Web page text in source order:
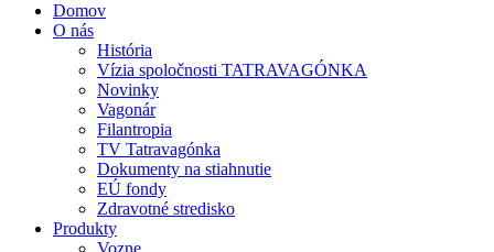
Domov
O nás
História
Vízia spoločnosti TATRAVAGÓNKA
Novinky
Vagonár
Filantropia
TV Tatravagónka
Dokumenty na stiahnutie
EÚ fondy
Zdravotné stredisko
Produkty
Vozne